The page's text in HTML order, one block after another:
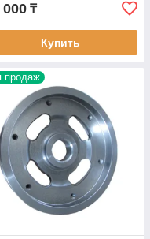
000 ₸
Купить
продаж